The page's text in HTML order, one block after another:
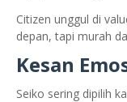
Citizen unggul di
depan, tapi murah
Kesan
Seiko sering dipilih